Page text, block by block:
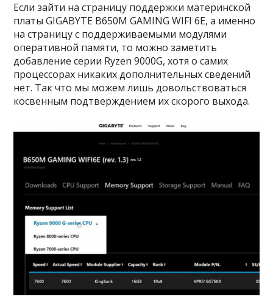
Если зайти на страницу поддержки материнской
платы GIGABYTE B650M GAMING WIFI 6E, а именно
на страницу с поддерживаемыми модулями
оперативной памяти, то можно заметить
добавление серии Ryzen 9000G, хотя о самих
процессорах никаких дополнительных сведений
нет. Так что мы можем лишь довольствоваться
косвенным подтверждением их скорого выхода.